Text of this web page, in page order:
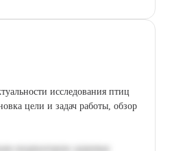
исследования птиц
цели и задач работы, обзор